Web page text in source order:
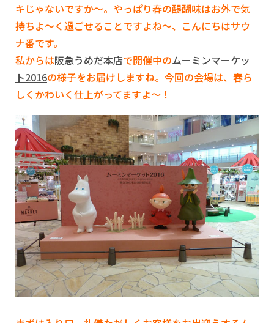
キじゃないですか～。やっぱり春の醍醐味はお外で気
持ちよ～く過ごせることですよね～、こんにちはサウ
ナ番です。
私からは阪急うめだ本店で開催中のムーミンマーケッ
ト2016の様子をお届けしますね。今回の会場は、春ら
しくかわいく仕上がってますよ～！